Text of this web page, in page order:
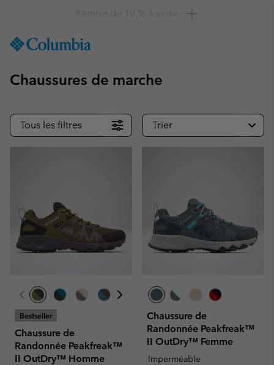
TO
SKIP
NAV
SKIP
TO
Chaussures de marche
Tous les filtres Trier
Bestseller
Chaussure de
Randonnée Peakfreak™
II OutDry™ Homme
Chaussure de
Randonnée Peakfreak™
II OutDry™ Femme
Imperméable